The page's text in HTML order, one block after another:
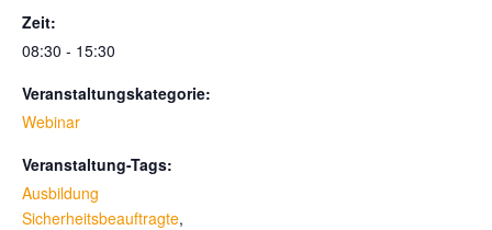
Zeit:
08:30 - 15:30
Veranstaltungskategorie:
Webinar
Veranstaltung-Tags:
Ausbildung
Sicherheitsbeauftragte,